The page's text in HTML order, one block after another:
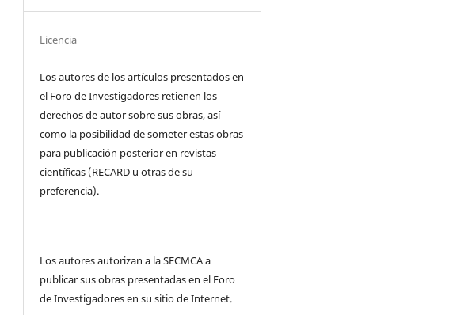
Licencia
Los autores de los artículos presentados en
el Foro de Investigadores retienen los
derechos de autor sobre sus obras, así
como la posibilidad de someter estas obras
para publicación posterior en revistas
científicas (RECARD u otras de su
preferencia).
Los autores autorizan a la SECMCA a
publicar sus obras presentadas en el Foro
de Investigadores en su sitio de Internet.